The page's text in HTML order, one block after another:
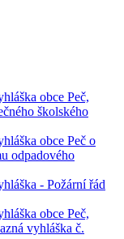
obce Peč,
školského
obce Peč o
odpadového
- Požární řád
obce Peč,
vyhláška č.